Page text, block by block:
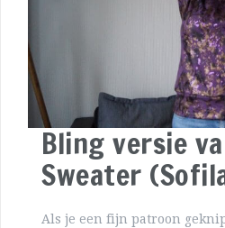
Bling versie
Sweater
Als je een fijn patroon